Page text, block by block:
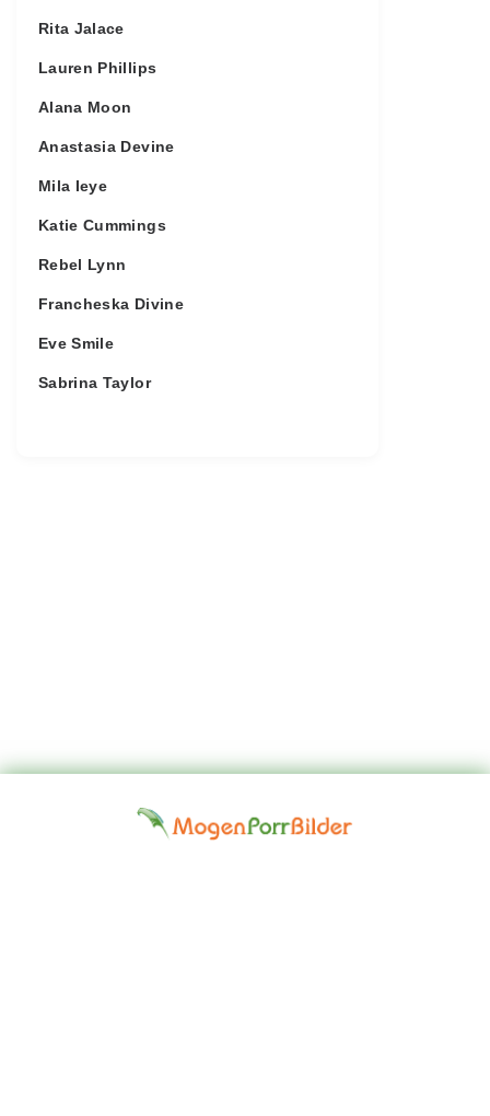
Rita Jalace
Lauren Phillips
Alana Moon
Anastasia Devine
Mila Ieye
Katie Cummings
Rebel Lynn
Francheska Divine
Eve Smile
Sabrina Taylor